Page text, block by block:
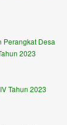
Perangkat Desa
2023
Tahun 2023